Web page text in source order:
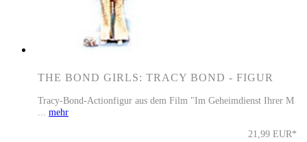
THE BOND GIRLS: TRACY BOND - FIGUR
Tracy-Bond-Actionfigur aus dem Film "Im Geheimdienst Ihrer M
... mehr
21,99 EUR*